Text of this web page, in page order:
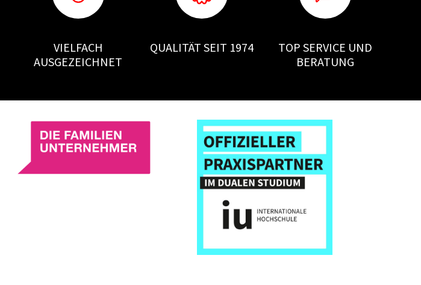
VIELFACH
AUSGEZEICHNET
QUALITÄT SEIT 1974
TOP SERVICE UND
BERATUNG